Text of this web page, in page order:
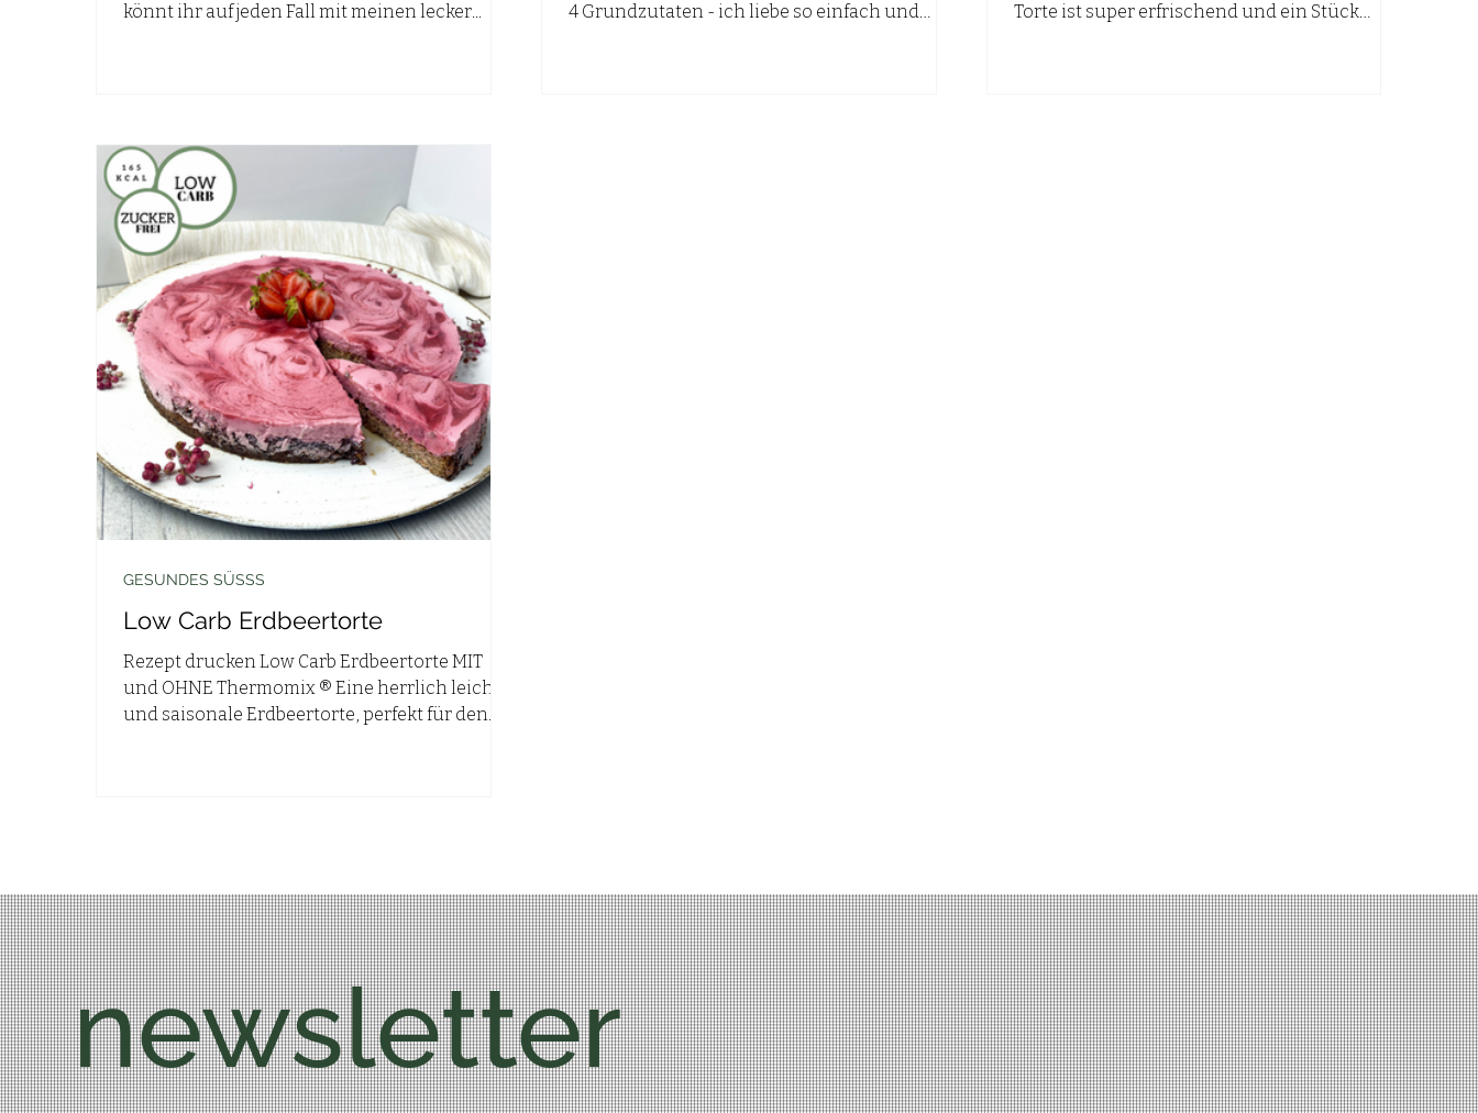
könnt ihr auf jeden Fall mit meinen lecker...
4 Grundzutaten - ich liebe so einfach und
Torte ist super erfrischend und ein Stück
Low Carb Erdbeertorte
Rezept drucken Low Carb Erdbeertorte MIT
und OHNE Thermomix ® Eine herrlich leichte
und saisonale Erdbeertorte, perfekt für den
GESUNDES SÜSSS
newsletter